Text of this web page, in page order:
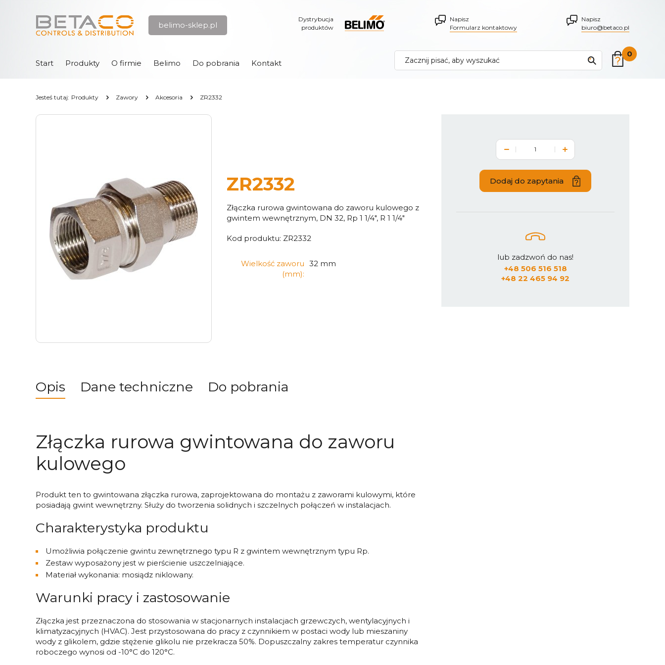
Przejdź
do menu
Przejdź
stopce
belimo-sklep.pl
Dystrybucja
produktów
Napisz
Formularz kontaktowy
Napisz
biuro@betaco.pl
0
Start
Produkty O firmie Belimo Do pobrania Kontakt
Jesteś tutaj: Produkty Zawory Akcesoria ZR2332
ZR2332
Złączka rurowa gwintowana do zaworu kulowego z
gwintem wewnętrznym, DN 32, Rp 1 1/4", R 1 1/4"
Kod produktu: ZR2332
Wielkość zaworu
(mm):
32 mm
Opis Dane techniczne Do pobrania
Złączka rurowa gwintowana do zaworu
kulowego
Produkt ten to gwintowana złączka rurowa, zaprojektowana do montażu z zaworami kulowymi, które
posiadają gwint wewnętrzny. Służy do tworzenia solidnych i szczelnych połączeń w instalacjach.
Charakterystyka produktu
Umożliwia połączenie gwintu zewnętrznego typu R z gwintem wewnętrznym typu Rp.
Zestaw wyposażony jest w pierścienie uszczelniające.
Materiał wykonania: mosiądz niklowany.
Warunki pracy i zastosowanie
Złączka jest przeznaczona do stosowania w stacjonarnych instalacjach grzewczych, wentylacyjnych i
klimatyzacyjnych (HVAC). Jest przystosowana do pracy z czynnikiem w postaci wody lub mieszaniny
wody z glikolem, gdzie stężenie glikolu nie przekracza 50%. Dopuszczalny zakres temperatur czynnika
roboczego wynosi od -10°C do 120°C.
Dodaj do zapytania
lub zadzwoń do nas!
+48 506 516 518
+48 22 465 94 92